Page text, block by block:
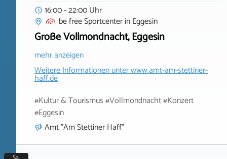
16:00 - 22:00 Uhr
be free SportcenterinEggesin
Große Vollmondnacht, Eggesin
mehr anzeigen
Weitere Informationen unterwww.amt-am-stettiner-
haff.de
#Kultur & Tourismus #Vollmondnacht #Konzert
#Eggesin
Amt "Am Stettiner Haff"